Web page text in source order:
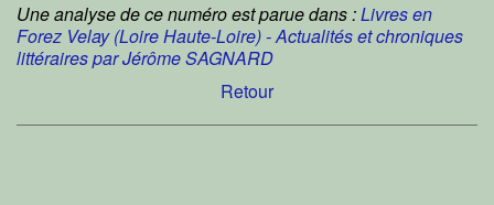
Une analyse de ce numéro est parue dans :Livres en
Forez Velay (Loire Haute-Loire) - Actualités et chroniques
littéraires par Jérôme SAGNARD
Retour